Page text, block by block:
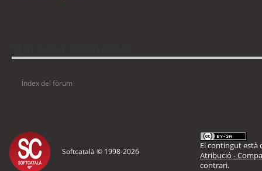
Índex del fòrum
Softcatalà © 1998-2026
El contingut està
Atribució -
contrari.